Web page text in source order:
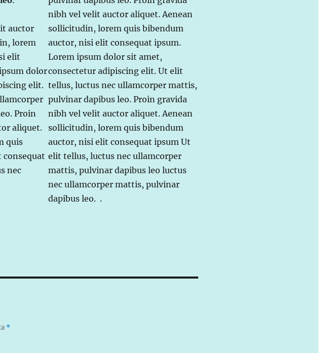
auctor
lorem
elit
dolor
elit.
Proin
aliquet.
quis
nec
nibh vel velit auctor aliquet. Aenean
sollicitudin, lorem quis bibendum
auctor, nisi elit consequat ipsum.
Lorem ipsum dolor sit amet,
consectetur adipiscing elit. Ut elit
tellus, luctus nec ullamcorper mattis,
pulvinar dapibus leo. Proin gravida
nibh vel velit auctor aliquet. Aenean
sollicitudin, lorem quis bibendum
auctor, nisi elit consequat ipsum Ut
elit tellus, luctus nec ullamcorper
mattis, pulvinar dapibus leo luctus
nec ullamcorper mattis, pulvinar
dapibus leo. .
*